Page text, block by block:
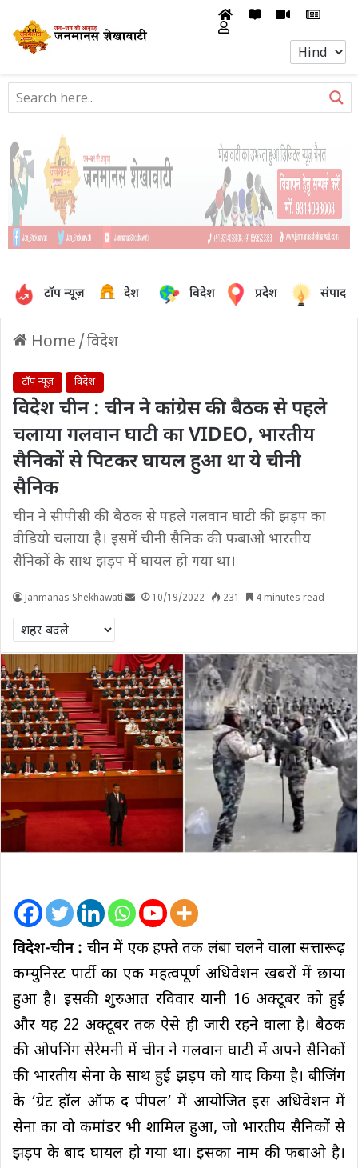
टॉप न्यूज़ देश विदेश प्रदेश
Home /विदेश
टॉप न्यूज़ विदेश
विदेश चीन : चीन ने कांग्रेस की बैठक से पहले
चलाया गलवान घाटी का VIDEO, भारतीय
सैनिकों से पिटकर घायल हुआ था ये चीनी
सैनिक
चीन ने सीपीसी की बैठक से पहले गलवान घाटी की झड़प का
वीडियो चलाया है। इसमें चीनी सैनिक की फबाओ भारतीय
सैनिकों के साथ झड़प में घायल हो गया था।
Janmanas Shekhawati 10/19/2022 231 4 minutes read
विदेश-चीन : चीन में एक हफ्ते तक लंबा चलने वाला सत्तारूढ़
कम्युनिस्ट पार्टी का एक महत्वपूर्ण अधिवेशन खबरों में छाया
हुआ है। इसकी शुरुआत रविवार यानी 16 अक्टूबर को हुई
और यह 22 अक्टूबर तक ऐसे ही जारी रहने वाला है। बैठक
की ओपनिंग सेरेमनी में चीन ने गलवान घाटी में अपने सैनिकों
की भारतीय सेना के साथ हुई झड़प को याद किया है। बीजिंग
के ‘ग्रेट हॉल ऑफ द पीपल’ में आयोजित इस अधिवेशन में
सेना का वो कमांडर भी शामिल हुआ, जो भारतीय सैनिकों से
झड़प के बाद घायल हो गया था। इसका नाम की फबाओ है।